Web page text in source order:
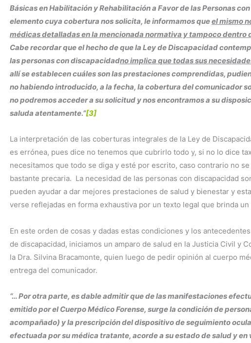
Básicas en Habilitación y Rehabilitación a Favor de las Personas
elemento cuya cobertura nos solicita, le informamos queel mismo
médicas detalladas en la mencionada normativa y tampoco dentro
Cabe recordar que el hecho de que la Ley de Discapacidad
las personas con discapacidadno implica que todas sus
allí se establecen cuáles son las prestaciones comprendidas,
no habiendo introducido, a la fecha, la cobertura del comunicador
no podremos acceder a su solicitud y nos encontramos a su
saluda atentamente.”[3]
La interpretación de las coberturas integrales de la Ley de
es errónea, pues dice no tenemos que cubrirlo todo y, si no lo dice
necesitamos que todo se diga y esté por escrito, caso contrario no
bastante precaria. La necesidad de las personas con discapacidad
pueden ayudar a dar mejores prestaciones de salud y bienestar y
verse reflejadas en forma exhaustiva por un texto legal que brinda
En este orden de cosas y dadas estas condiciones y los
de discapacidad, iniciamos un amparo de salud en la Justicia Civil y
la Dra. Silvina Bracamonte, quien luego de pedir opinión al cuerpo
entrega del comunicador.
“… Por otra parte, es dable admitir que de las manifestaciones
emitido por el Cuerpo Médico Forense, surge la condición de
acompañado) y la prescripción del dispositivo de seguimiento
efectuada por su médica tratante, acorde a su estado de salud y